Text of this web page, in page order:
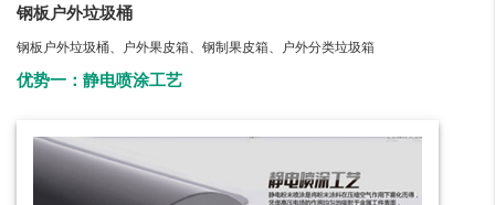
钢板户外垃圾桶
钢板户外垃圾桶、户外果皮箱、钢制果皮箱、户外分类垃圾箱
优势一：静电喷涂工艺